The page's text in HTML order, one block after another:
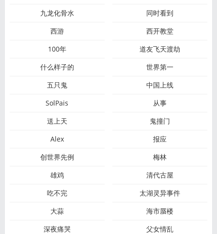
九龙化骨水
同时看到
西游
西开教堂
100年
道友飞天渡劫
什么样子的
世界第一
五只鬼
中国上线
SolPais
从事
送上天
鬼撞门
Alex
报应
创世界先例
梅林
雄鸡
清代古屋
吃不完
太湖灵异事件
大蒜
海市蜃楼
深夜痛哭
父女情乱